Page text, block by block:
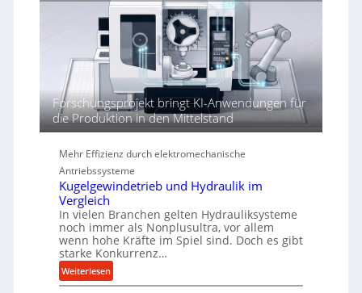
r
h
e
d
i
e
e
r
f
o
r
m
a
n
c
Forschungsprojekt bringt KI-Anwendungen für
die Produktion in den Mittelstand
Mehr Effizienz durch elektromechanische
Antriebssysteme
Kugelgewindetrieb und Hydraulik im
Vergleich
In vielen Branchen gelten Hydrauliksysteme
noch immer als Nonplusultra, vor allem
wenn hohe Kräfte im Spiel sind. Doch es gibt
starke Konkurrenz…
Weiterlesen:
K